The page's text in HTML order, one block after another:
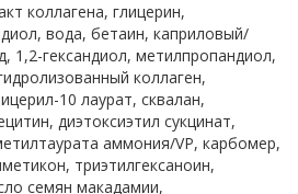
коллагена, глицерин,
вода, бетаин, каприловый/
1,2-гександиол, метилпропандиол,
коллаген,
10 лаурат, сквалан,
диэтоксиэтил сукцинат,
аммония/VP, карбомер,
триэтилгексаноин,
семян макадамии,